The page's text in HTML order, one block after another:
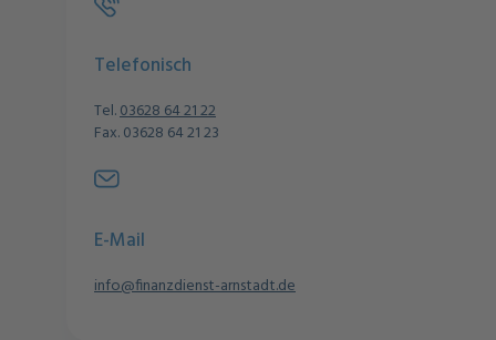
Telefonisch
Tel.03628 64 21 22
Fax. 03628 64 21 23
E-Mail
info@finanzdienst-arnstadt.de